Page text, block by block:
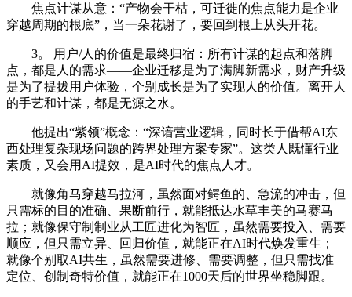
焦点计谋从意：“产物会干枯，可迁徙的焦点能力是企业
穿越周期的根底”，当一朵花谢了，要回到根上从头开花。
3。 用户/人的价值是最终归宿：所有计谋的起点和落脚
点，都是人的需求——企业迁移是为了满脚新需求，财产升级
是为了提拔用户体验，个别成长是为了实现人的价值。离开人
的手艺和计谋，都是无源之水。
他提出“紫领”概念：“深谙营业逻辑，同时长于借帮AI东
西处理复杂现场问题的跨界处理方案专家”。这类人既懂行业
素质，又会用AI提效，是AI时代的焦点人才。
就像角马穿越马拉河，虽然面对鳄鱼的、急流的冲击，但
只需标的目的准确、果断前行，就能抵达水草丰美的马赛马
拉；就像保守制制业从工匠进化为智匠，虽然需要投入、需要
顺应，但只需立异、回归价值，就能正在AI时代焕发重生；
就像个别取AI共生，虽然需要进修、需要调整，但只需找准
定位、创制奇特价值，就能正在1000天后的世界坐稳脚跟。